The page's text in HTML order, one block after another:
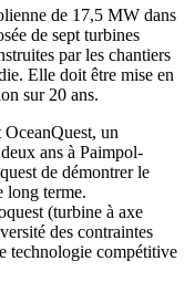
de 17,5 MW dans
de sept turbines
par les chantiers
Elle doit être mise en
sur 20 ans.
un
ans à Paimpol-
de démontrer le
long terme.
(turbine à axe
des contraintes
technologie compétitive